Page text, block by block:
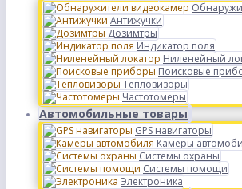
Антижучки
Дозимтры
Индикатор поля
Ниленейный
Поисковые
Тепловизоры
Частотомеры
Автомобильные товары
GPS навигаторы
Камеры
Системы охраны
Системы помощи
Электроника